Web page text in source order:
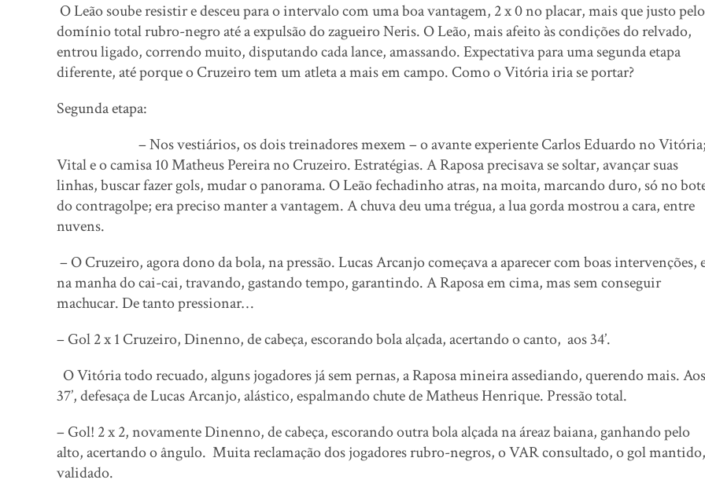
O Leão soube resistir e desceu para o intervalo com uma boa vantagem, 2 x 0 no placar, mais que justo pelo
domínio total rubro-negro até a expulsão do zagueiro Neris. O Leão, mais afeito às condições do relvado,
entrou ligado, correndo muito, disputando cada lance, amassando. Expectativa para uma segunda etapa
diferente, até porque o Cruzeiro tem um atleta a mais em campo. Como o Vitória iria se portar?
Segunda etapa:
– Nos vestiários, os dois treinadores mexem – o avante experiente Carlos Eduardo no
Vital e o camisa 10 Matheus Pereira no Cruzeiro. Estratégias. A Raposa precisava se soltar, avançar suas
linhas, buscar fazer gols, mudar o panorama. O Leão fechadinho atras, na moita, marcando duro, só no
do contragolpe; era preciso manter a vantagem. A chuva deu uma trégua, a lua gorda mostrou a cara, entre
nuvens.
– O Cruzeiro, agora dono da bola, na pressão. Lucas Arcanjo começava a aparecer com boas intervenções,
na manha do cai-cai, travando, gastando tempo, garantindo. A Raposa em cima, mas sem conseguir
machucar. De tanto pressionar…
– Gol 2 x 1 Cruzeiro, Dinenno, de cabeça, escorando bola alçada, acertando o canto, aos 34’.
O Vitória todo recuado, alguns jogadores já sem pernas, a Raposa mineira assediando, querendo mais. Aos
37’, defesaça de Lucas Arcanjo, alástico, espalmando chute de Matheus Henrique. Pressão total.
– Gol! 2 x 2, novamente Dinenno, de cabeça, escorando outra bola alçada na áreaz baiana, ganhando pelo
alto, acertando o ângulo. Muita reclamação dos jogadores rubro-negros, o VAR consultado, o gol mantido,
validado.